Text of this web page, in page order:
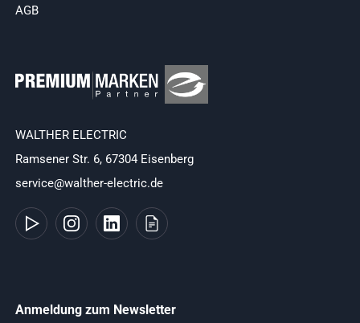
AGB
WALTHER ELECTRIC
Ramsener Str. 6, 67304 Eisenberg
service@walther-electric.de
Anmeldung zum Newsletter